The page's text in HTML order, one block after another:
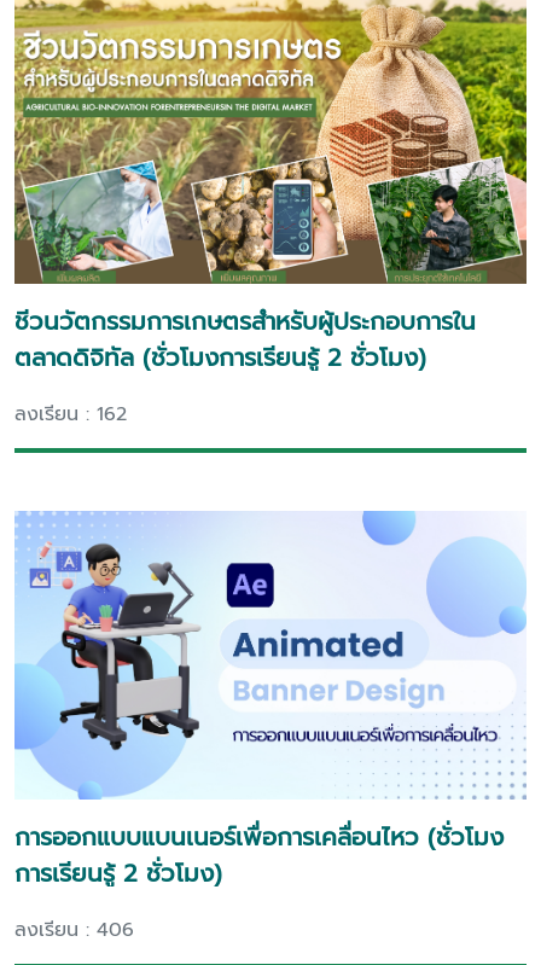
ชีวนวัตกรรมการเกษตรสําหรับผู้ประกอบการใน
ตลาดดิจิทัล (ชั่วโมงการเรียนรู้ 2 ชั่วโมง)
ลงเรียน : 162
การออกแบบแบนเนอร์เพื่อการเคลื่อนไหว (ชั่วโมง
การเรียนรู้ 2 ชั่วโมง)
ลงเรียน : 406